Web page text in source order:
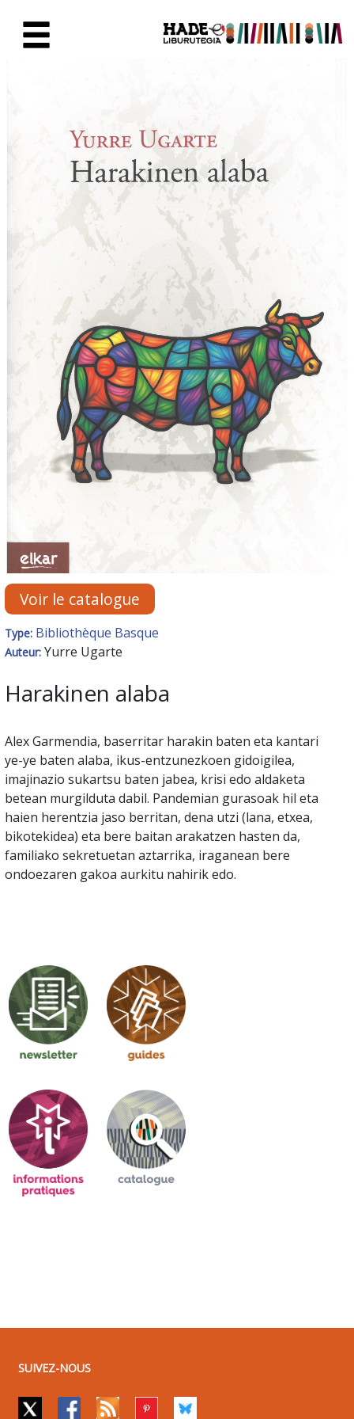
Fiche de Nouveaux Livres -
Voir le catalogue
Type: Bibliothèque Basque
Auteur: Yurre Ugarte
Harakinen alaba
Alex Garmendia, baserritar harakin baten eta kantari
ye-ye baten alaba, ikus-entzunezkoen gidoigilea,
imajinazio sukartsu baten jabea, krisi edo aldaketa
betean murgilduta dabil. Pandemian gurasoak hil eta
haien herentzia jaso berritan, dena utzi (lana, etxea,
bikotekidea) eta bere baitan arakatzen hasten da,
familiako sekretuetan aztarrika, iraganean bere
ondoezaren gakoa aurkitu nahirik edo.
SUIVEZ-NOUS